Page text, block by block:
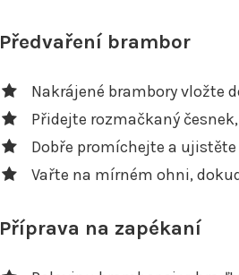
Předvaření brambor
Nakrájené brambory vložte
Přidejte rozmačkaný
Dobře promíchejte a
Vařte na mírném ohni,
Příprava na zapékaní